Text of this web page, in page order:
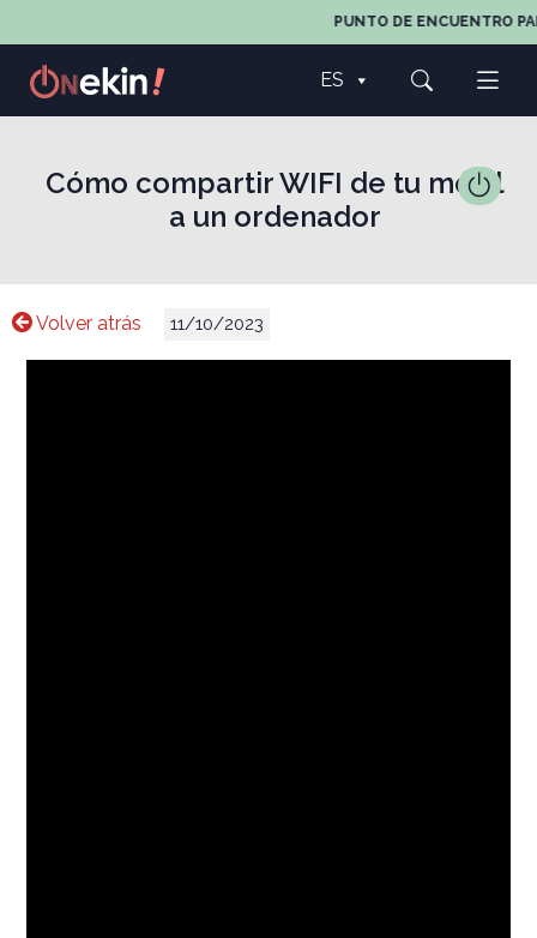
PUNTO DE ENCUENTRO
ES
Cómo compartir WIFI de tu móvil
a un ordenador
Volver atrás 11/10/2023